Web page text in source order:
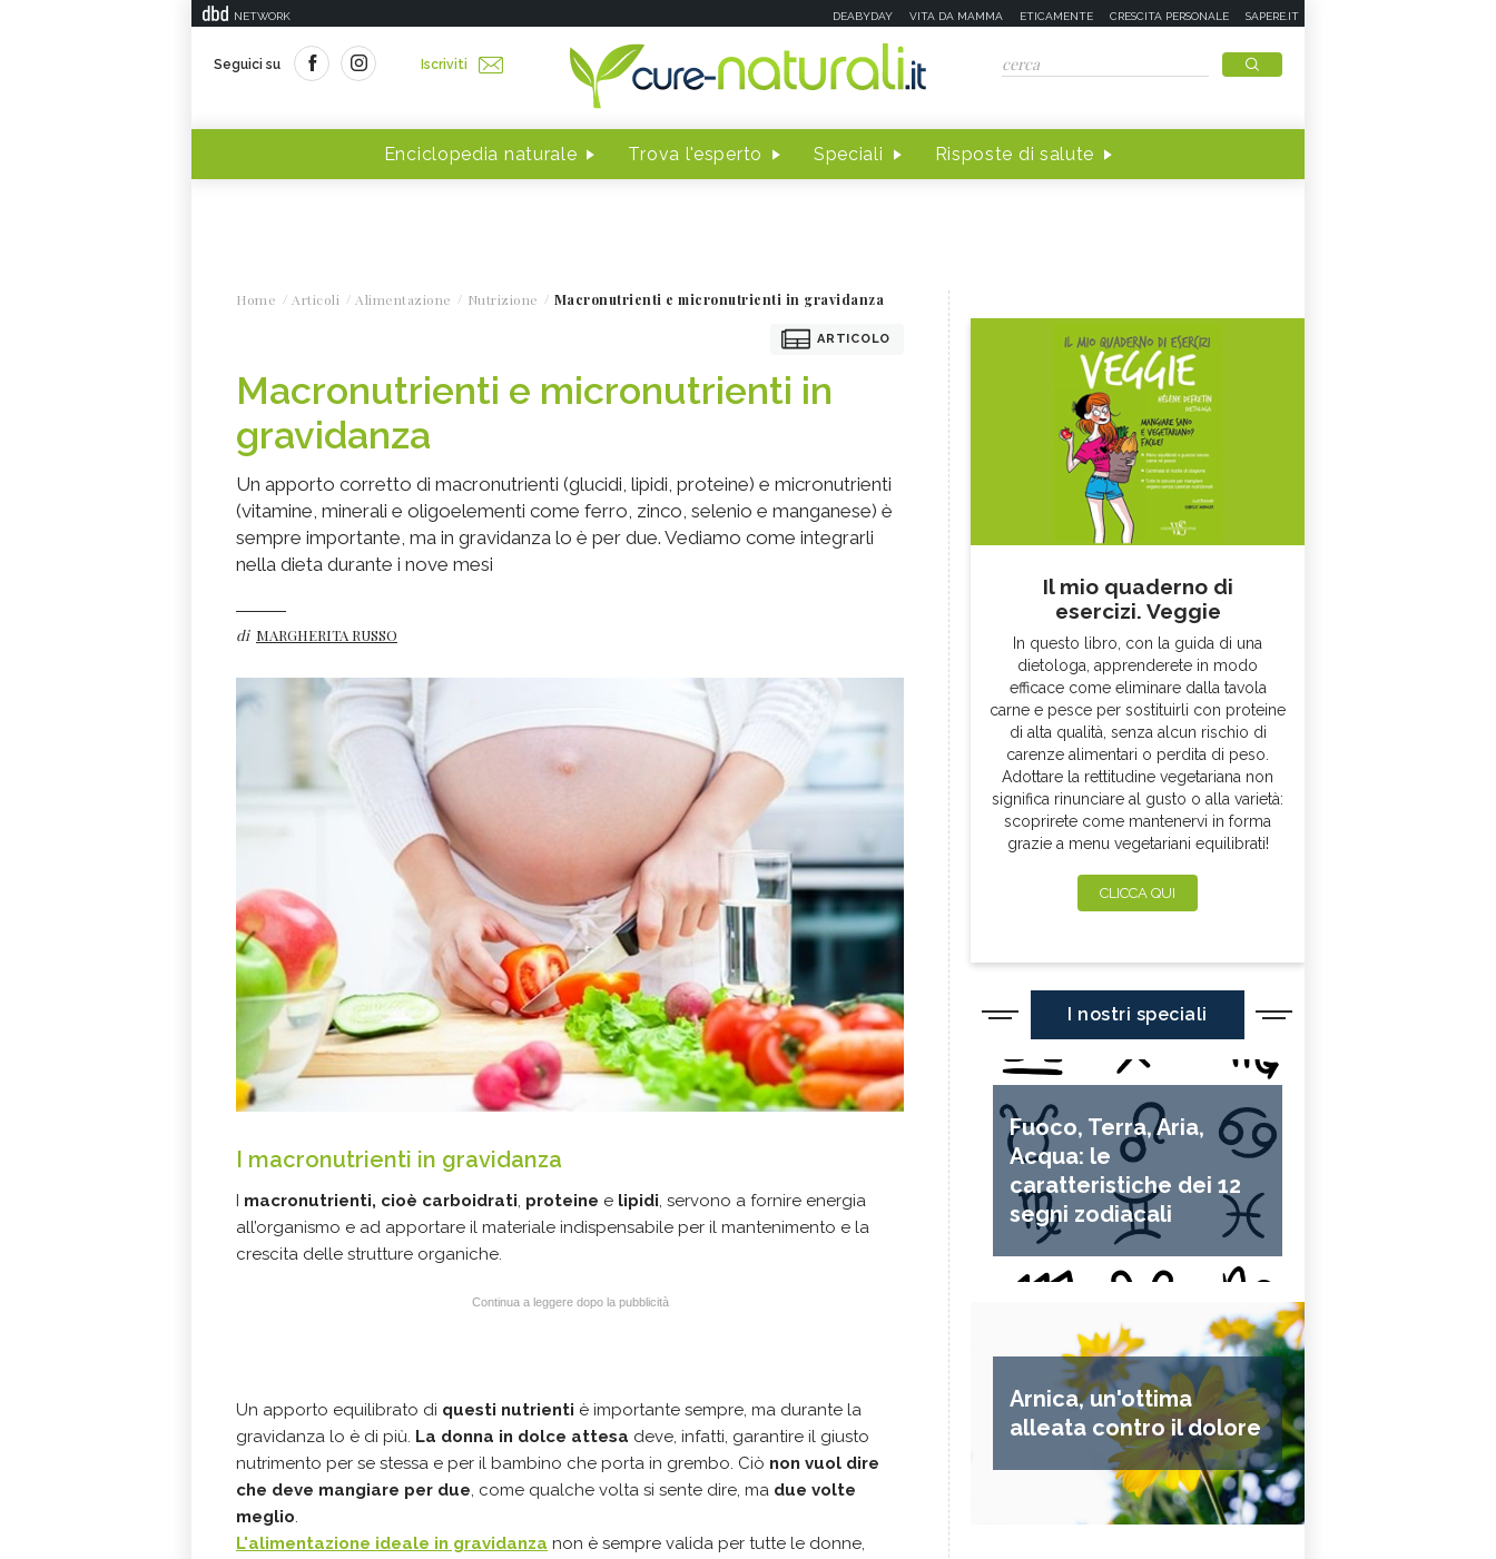
NETWORK DEABYDAY VITA DA MAMMA ETICAMENTE CRESCITA PERSONALE SAPERE.IT
Seguici su Iscriviti
Enciclopedia naturale Trova l'esperto Speciali Risposte di salute
Home Articoli Alimentazione Nutrizione Macronutrienti e micronutrienti in gravidanza
ARTICOLO
Macronutrienti e micronutrienti in
gravidanza
Un apporto corretto di macronutrienti (glucidi, lipidi, proteine) e micronutrienti
(vitamine, minerali e oligoelementi come ferro, zinco, selenio e manganese) è
sempre importante, ma in gravidanza lo è per due. Vediamo come integrarli
nella dieta durante i nove mesi
di MARGHERITA RUSSO
I macronutrienti in gravidanza
I macronutrienti, cioè carboidrati, proteine e lipidi, servono a fornire energia
all’organismo e ad apportare il materiale indispensabile per il mantenimento e la
crescita delle strutture organiche.
Continua a leggere dopo la pubblicità
Un apporto equilibrato di questi nutrienti è importante sempre, ma durante la
gravidanza lo è di più. La donna in dolce attesa deve, infatti, garantire il giusto
nutrimento per se stessa e per il bambino che porta in grembo. Ciò non vuol dire
che deve mangiare per due, come qualche volta si sente dire, ma due volte
meglio.
L'alimentazione ideale in gravidanza non è sempre valida per tutte le donne,
Il mio quaderno di
esercizi. Veggie
In questo libro, con la guida di una
dietologa, apprenderete in modo
efficace come eliminare dalla tavola
carne e pesce per sostituirli con proteine
di alta qualità, senza alcun rischio di
carenze alimentari o perdita di peso.
Adottare la rettitudine vegetariana non
significa rinunciare al gusto o alla varietà:
scoprirete come mantenervi in forma
grazie a menu vegetariani equilibrati!
CLICCA QUI
I nostri speciali
Fuoco, Terra, Aria,
Acqua: le
caratteristiche dei 12
segni zodiacali
Arnica, un'ottima
alleata contro il dolore